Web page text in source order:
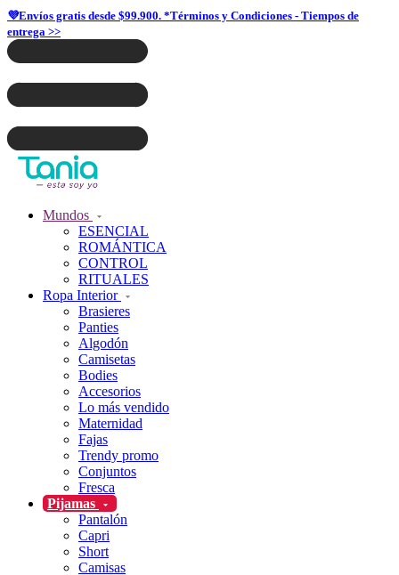
💜Envíos gratis desde $99.900. *Términos y Condiciones - Tiempos de
entrega >>
Mundos
ESENCIAL
ROMÁNTICA
CONTROL
RITUALES
Ropa Interior
Brasieres
Panties
Algodón
Camisetas
Bodies
Accesorios
Lo más vendido
Maternidad
Fajas
Trendy promo
Conjuntos
Fresca
Pijamas
Pantalón
Capri
Short
Camisas